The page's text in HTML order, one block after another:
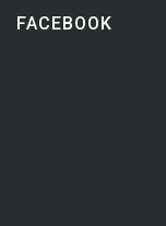
FACEBOOK